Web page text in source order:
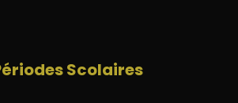
Scolaires